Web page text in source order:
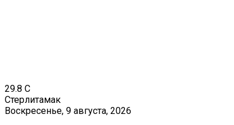
29.8 C
Стерлитамак
Воскресенье, 9 августа, 2026